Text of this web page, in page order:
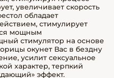
увеличивает скорость
обладает
стимулирует
мощным
стимулятор на основе
окунет Вас в бездну
усилит сексуальное
характер, терпкий
эффект.